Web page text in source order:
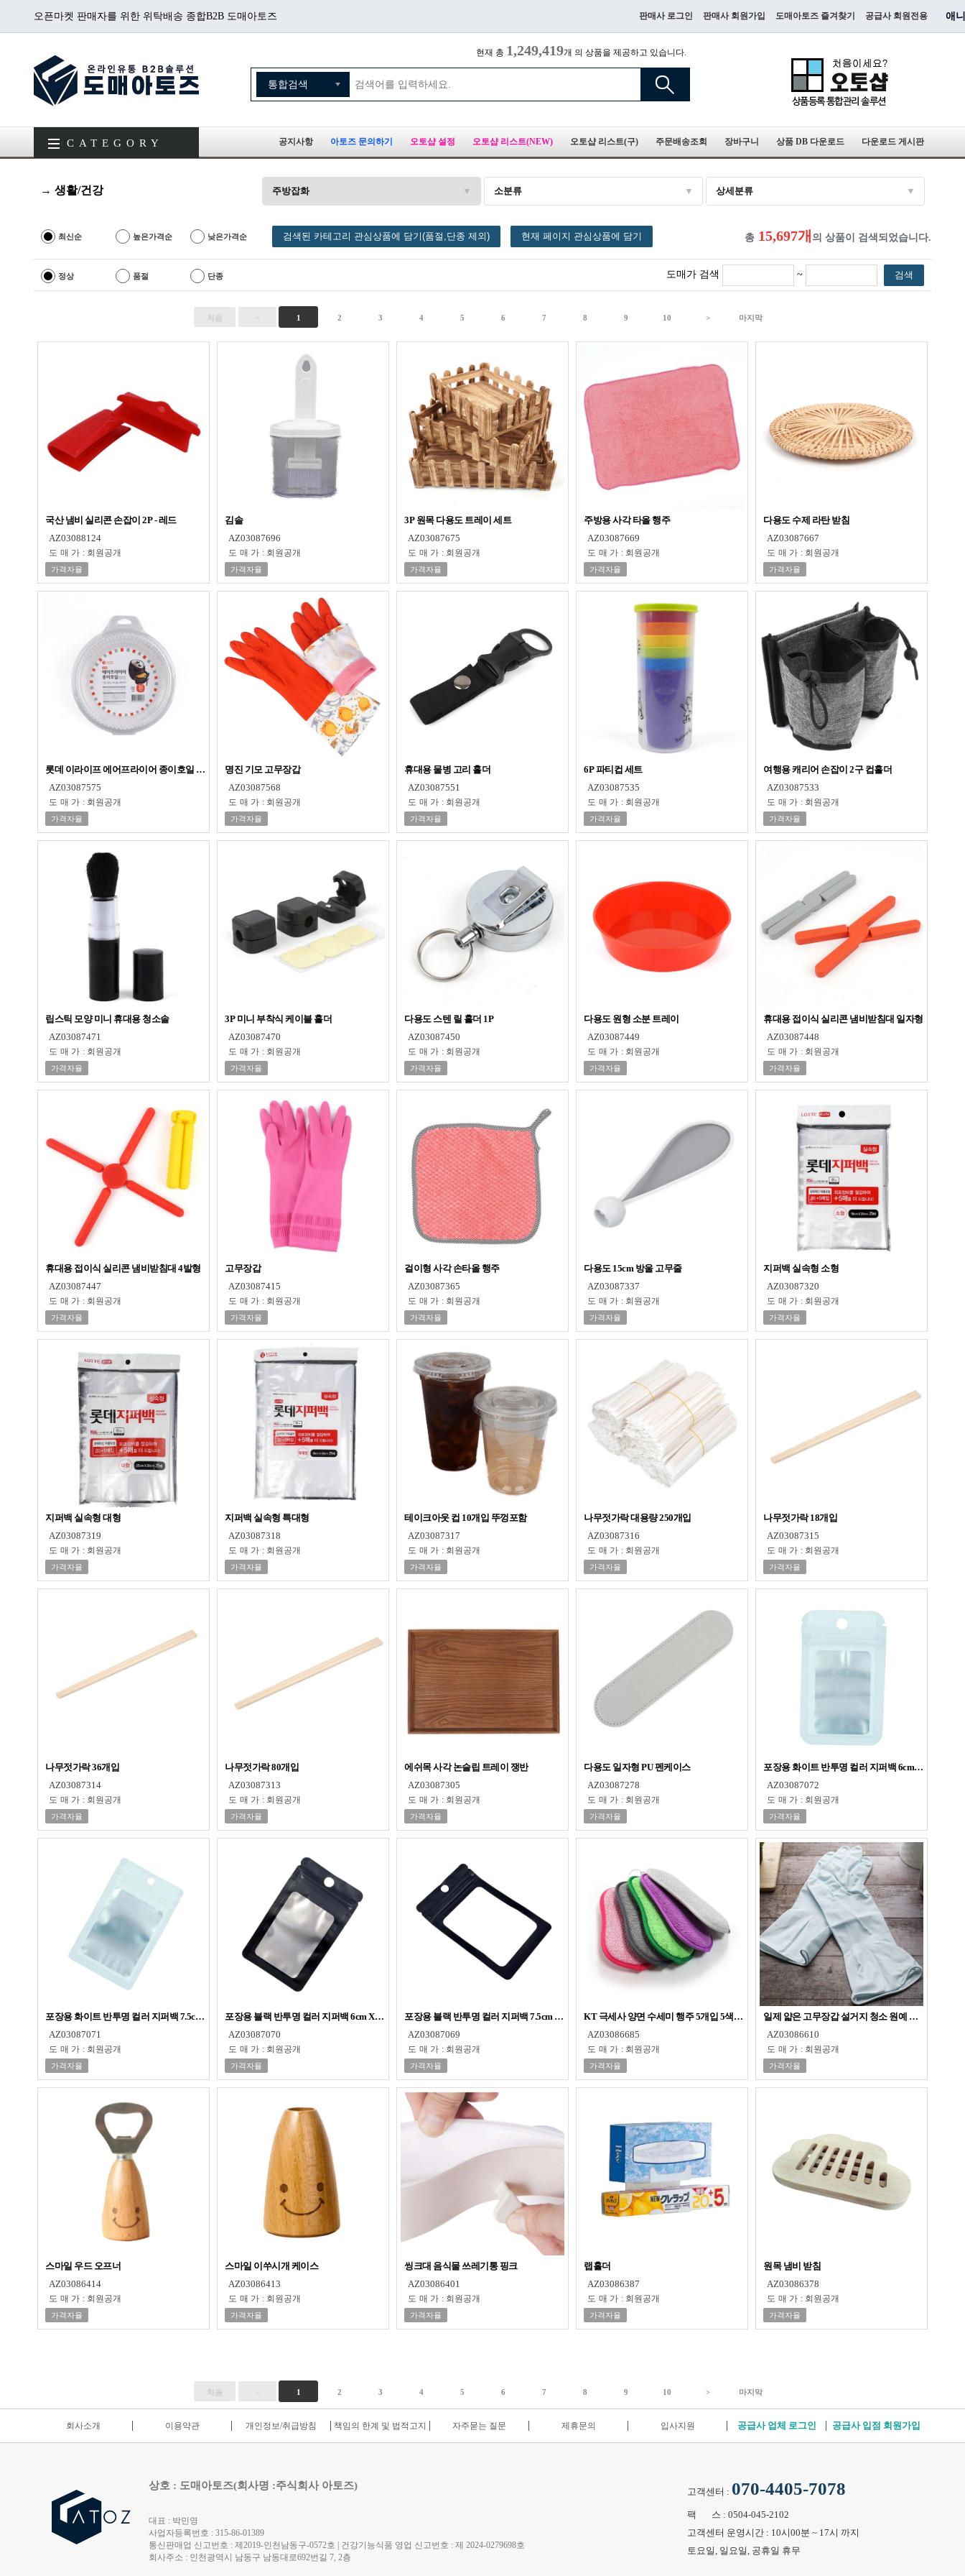
오픈마켓 판매자를 위한 위탁배송 종합B2B 도매아토즈 판매사 로그인 판매사 회원가입 도매아토즈 즐겨찾기 공급사 회원전용 애
현재 총 1,249,419개 의 상품을 제공하고 있습니다.
CATEGORY 공지사항 아토즈 문의하기 오토샵 설정 오토샵 리스트(NEW) 오토샵 리스트(구) 주문배송조회 장바구니 상품 DB 다운로드 다운로드 게시판
→ 생활/건강 주방잡화 소분류 상세분류
최신순 높은가격순 낮은가격순 검색된 카테고리 관심상품에 담기(품절,단종 제외) 현재 페이지 관심상품에 담기 총 15,697개 의 상품이 검색되었습니다.
정상 품절 단종 도매가 검색 ~ 검색
처음 < 1 2 3 4 5 6 7 8 9 10 > 마지막
국산 냄비 실리콘 손잡이 2P - 레드
AZ03088124
도매가 : 회원공개
가격자율
김솔
AZ03087696
도매가 : 회원공개
가격자율
3P 원목 다용도 트레이 세트
AZ03087675
도매가 : 회원공개
가격자율
주방용 사각 타올 행주
AZ03087669
도매가 : 회원공개
가격자율
다용도 수제 라탄 받침
AZ03087667
도매가 : 회원공개
가격자율
롯데 이라이프 에어프라이어 종이호일 30매
AZ03087575
도매가 : 회원공개
가격자율
명진 기모 고무장갑
AZ03087568
도매가 : 회원공개
가격자율
휴대용 물병 고리 홀더
AZ03087551
도매가 : 회원공개
가격자율
6P 파티컵 세트
AZ03087535
도매가 : 회원공개
가격자율
여행용 캐리어 손잡이 2구 컵홀더
AZ03087533
도매가 : 회원공개
가격자율
립스틱 모양 미니 휴대용 청소솔
AZ03087471
도매가 : 회원공개
가격자율
3P 미니 부착식 케이블 홀더
AZ03087470
도매가 : 회원공개
가격자율
다용도 스텐 릴 홀더 1P
AZ03087450
도매가 : 회원공개
가격자율
다용도 원형 소분 트레이
AZ03087449
도매가 : 회원공개
가격자율
휴대용 접이식 실리콘 냄비받침대 일자형
AZ03087448
도매가 : 회원공개
가격자율
휴대용 접이식 실리콘 냄비받침대 4발형
AZ03087447
도매가 : 회원공개
가격자율
고무장갑
AZ03087415
도매가 : 회원공개
가격자율
걸이형 사각 손타올 행주
AZ03087365
도매가 : 회원공개
가격자율
다용도 15cm 방울 고무줄
AZ03087337
도매가 : 회원공개
가격자율
지퍼백 실속형 소형
AZ03087320
도매가 : 회원공개
가격자율
지퍼백 실속형 대형
AZ03087319
도매가 : 회원공개
가격자율
지퍼백 실속형 특대형
AZ03087318
도매가 : 회원공개
가격자율
테이크아웃 컵 10개입 뚜껑포함
AZ03087317
도매가 : 회원공개
가격자율
나무젓가락 대용량 250개입
AZ03087316
도매가 : 회원공개
가격자율
나무젓가락 18개입
AZ03087315
도매가 : 회원공개
가격자율
나무젓가락 36개입
AZ03087314
도매가 : 회원공개
가격자율
나무젓가락 80개입
AZ03087313
도매가 : 회원공개
가격자율
에쉬목 사각 논슬립 트레이 쟁반
AZ03087305
도매가 : 회원공개
가격자율
다용도 일자형 PU 펜케이스
AZ03087278
도매가 : 회원공개
가격자율
포장용 화이트 반투명 컬러 지퍼백 6cm X 10cm
AZ03087072
도매가 : 회원공개
가격자율
포장용 화이트 반투명 컬러 지퍼백 7.5cm X 12cm
AZ03087071
도매가 : 회원공개
가격자율
포장용 블랙 반투명 컬러 지퍼백 6cm X 10cm
AZ03087070
도매가 : 회원공개
가격자율
포장용 블랙 반투명 컬러 지퍼백 7.5cm X 12cm
AZ03087069
도매가 : 회원공개
가격자율
KT 극세사 양면 수세미 행주 5개입 5색 세트 9x17cm
AZ03086685
도매가 : 회원공개
가격자율
일제 얇은 고무장갑 설거지 청소 원예 다목적 작업
AZ03086610
도매가 : 회원공개
가격자율
스마일 우드 오프너
AZ03086414
도매가 : 회원공개
가격자율
스마일 이쑤시개 케이스
AZ03086413
도매가 : 회원공개
가격자율
씽크대 음식물 쓰레기통 핑크
AZ03086401
도매가 : 회원공개
가격자율
랩홀더
AZ03086387
도매가 : 회원공개
가격자율
원목 냄비 받침
AZ03086378
도매가 : 회원공개
가격자율
처음 < 1 2 3 4 5 6 7 8 9 10 > 마지막
회사소개 이용약관 개인정보/취급방침 책임의 한계 및 법적고지 자주묻는 질문 제휴문의 입사지원 공급사 업체 로그인 공급사 입점 회원가입
상호 : 도매아토즈(회사명 :주식회사 아토즈)
대표 : 박민영
사업자등록번호 : 315-86-01389
통신판매업 신고번호 : 제2019-인천남동구-0572호 | 건강기능식품 영업 신고번호 : 제 2024-0279698호
회사주소 : 인천광역시 남동구 남동대로692번길 7, 2층
고객센터 : 070-4405-7078
팩 스 : 0504-045-2102
고객센터 운영시간 : 10시00분 ~ 17시 까지
토요일, 일요일, 공휴일 휴무